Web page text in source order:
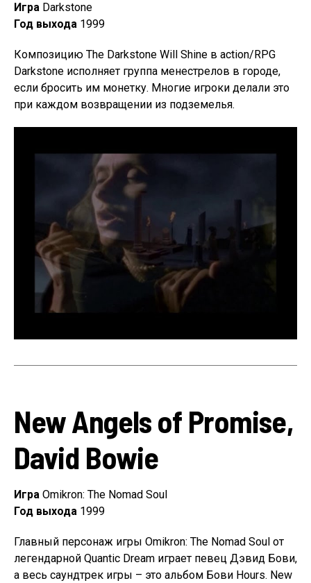
Игра Darkstone
Год выхода 1999
Композицию The Darkstone Will Shine в action/RPG
Darkstone исполняет группа менестрелов в городе,
если бросить им монетку. Многие игроки делали это
при каждом возвращении из подземелья.
New Angels of Promise,
David Bowie
Игра Omikron: The Nomad Soul
Год выхода 1999
Главный персонаж игры Omikron: The Nomad Soul от
легендарной Quantic Dream играет певец Дэвид Бови,
а весь саундтрек игры – это альбом Бови Hours. New